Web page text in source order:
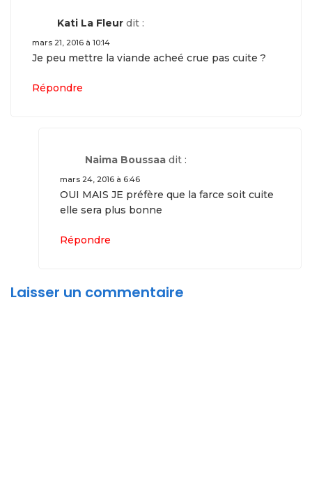
Kati La Fleur dit :
mars 21, 2016 à 10:14
Je peu mettre la viande acheé crue pas cuite ?
Répondre
Naima Boussaa dit :
mars 24, 2016 à 6:46
OUI MAIS JE préfère que la farce soit cuite
elle sera plus bonne
Répondre
Laisser un commentaire